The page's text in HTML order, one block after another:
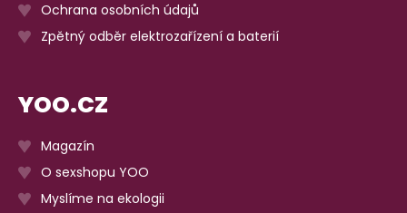
Ochrana osobních údajů
Zpětný odběr elektrozařízení a baterií
YOO.CZ
Magazín
O sexshopu YOO
Myslíme na ekologii